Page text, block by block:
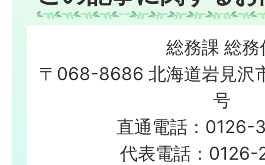
総務課 総務
〒068-8686 北海道岩見沢
号
直通電話：0126-
代表電話：0126-